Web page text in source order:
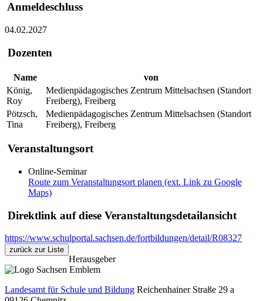
Anmeldeschluss
04.02.2027
Dozenten
Name
von
König,
Roy
Medienpädagogisches Zentrum Mittelsachsen (Standort
Freiberg), Freiberg
Pötzsch,
Tina
Medienpädagogisches Zentrum Mittelsachsen (Standort
Freiberg), Freiberg
Veranstaltungsort
Online-Seminar
Route zum Veranstaltungsort planen (ext. Link zu Google
Maps)
Direktlink auf diese Veranstaltungsdetailansicht
https://www.schulportal.sachsen.de/fortbildungen/detail/R08327
zurück zur Liste
Herausgeber
Landesamt für Schule und Bildung Reichenhainer Straße 29 a